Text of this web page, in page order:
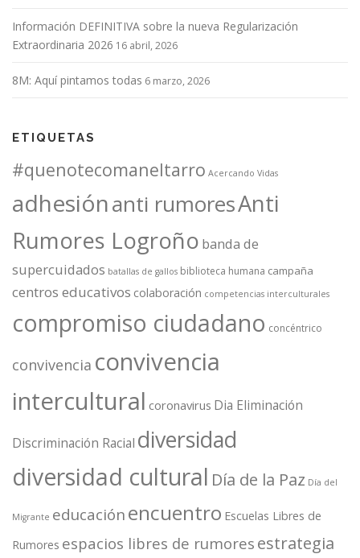
Información DEFINITIVA sobre la nueva Regularización
Extraordinaria 2026 16 abril, 2026
8M: Aquí pintamos todas 6 marzo, 2026
ETIQUETAS
#quenotecomaneltarro Acercando Vidas
adhesiónanti rumoresAnti
Rumores Logroño banda de
supercuidados batallas de gallos biblioteca humana campaña
centros educativos colaboración competencias interculturales
compromiso ciudadano concéntrico
convivencia convivencia
intercultural coronavirus Dia Eliminación
Discriminación Racial diversidad
diversidad cultural Día de la Paz Día del
Migrante educaciónencuentro Escuelas Libres de
Rumores espacios libres de rumores estrategia